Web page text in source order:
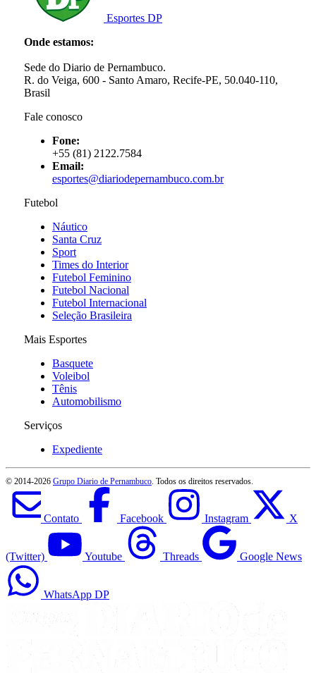
Esportes DP
Onde estamos:
Sede do Diario de Pernambuco.
R. do Veiga, 600 - Santo Amaro, Recife-PE, 50.040-110,
Brasil
Fale conosco
Fone:
+55 (81) 2122.7584
Email:
esportes@diariodepernambuco.com.br
Futebol
Náutico
Santa Cruz
Sport
Times do Interior
Futebol Feminino
Futebol Nacional
Futebol Internacional
Seleção Brasileira
Mais Esportes
Basquete
Voleibol
Tênis
Automobilismo
Serviços
Expediente
© 2014-2026 Grupo Diario de Pernambuco . Todos os direitos reservados.
Contato Facebook Instagram X
(Twitter) Youtube Threads Google News
WhatsApp DP